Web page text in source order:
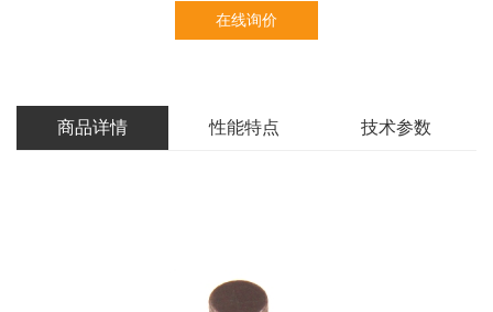
在线询价
商品详情 性能特点 技术参数